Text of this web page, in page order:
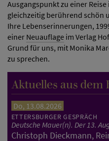
Ausgangspunkt zu einer
gleichzeitig berührend schön
Ihre Lebenserinnerungen,
einer Neuauflage im Verlag
Grund für uns, mit Monika
zu sprechen.
Aktuelles aus
Do, 13.08.2026
ETTERSBURGER GESPRÄCH
Deutsche Mauer(n). Der 13.
Christoph Dieckmann,